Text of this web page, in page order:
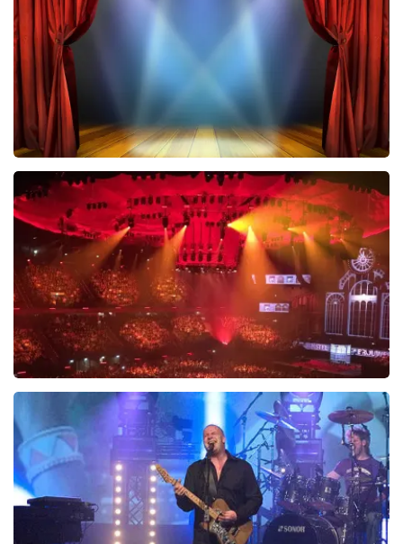
BESTEL NU
40 45 De Musical
489laatste 30 minuten
BESTEL NU
Vrienden Van Amstel Live
438laatste 30 minuten
BESTEL NU